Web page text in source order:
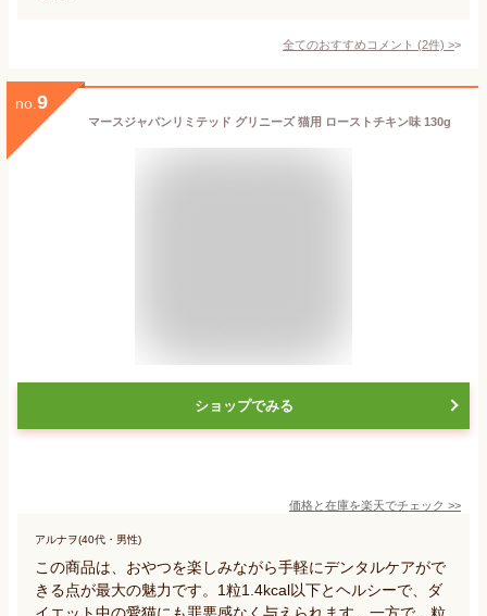
全てのおすすめコメント (2件) >
no. 9
マースジャパンリミテッド グリニーズ 猫用 ローストチキン味 130g
ショップでみる
価格と在庫を楽天でチェック >>
アルナヲ(40代・男性)
この商品は、おやつを楽しみながら手軽にデンタルケアがで
きる点が最大の魅力です。1粒1.4kcal以下とヘルシーで、ダ